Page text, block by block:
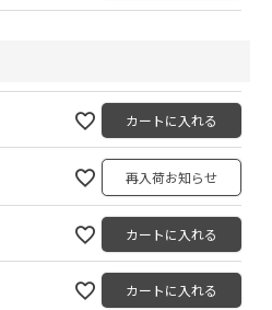
カートに入れる
再入荷お知らせ
カートに入れる
カートに入れる